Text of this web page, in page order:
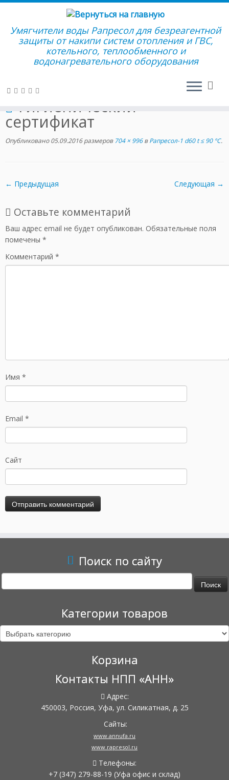
Умягчители воды Рапресол для безреагентной
защиты от накипи систем отопления и ГВС,
котельного, теплообменного и
водонагревательного оборудования
гигиенический
сертификат
Опубликовано 05.09.2016размеров704 × 996вРапресол-1 d60 t ≤ 90 °C.
← Предыдущая Следующая →
Оставьте комментарий
Ваш адрес email не будет опубликован. Обязательные поля
помечены *
Комментарий *
Имя *
Email *
Сайт
Поиск по сайту
Категории товаров
Корзина
Контакты НПП «АНН»
Адрес:
450003, Россия, Уфа, ул. Силикатная, д. 25
Сайты:
www.annufa.ru
www.rapresol.ru
Телефоны:
+7 (347) 279-88-19 (Уфа офис и склад)